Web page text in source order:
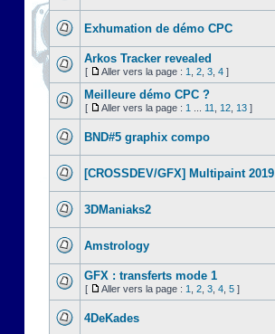
Exhumation de démo CPC
Arkos Tracker revealed
[ Aller vers la page : 1 2 3 4 ]
Meilleure démo CPC ?
[ Aller vers la page : 1 11 12 13 ]
BND#5 graphix compo
[CROSSDEV/GFX] Multipaint 2019
3DManiaks2
Amstrology
GFX : transferts mode 1
[ Aller vers la page : 1 2 3 4 5 ]
4DeKades